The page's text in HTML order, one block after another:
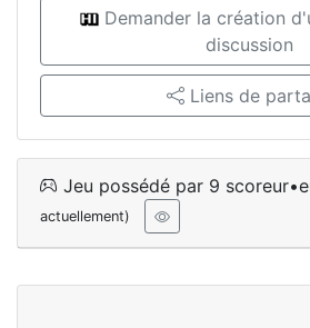
Demander la création
discussion
Liens de
Jeu possédé par 9
actuellement)